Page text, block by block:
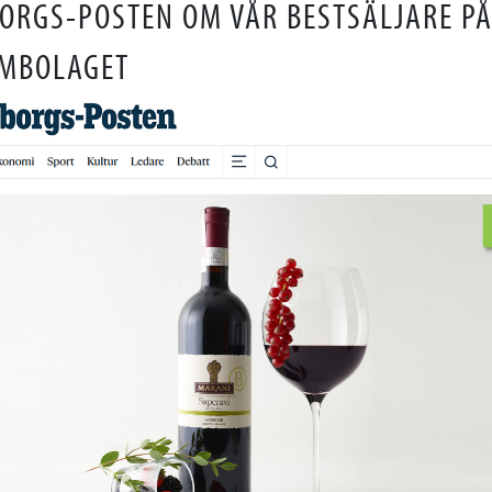
POSTEN OM VÅR BESTSÄLJARE PÅ